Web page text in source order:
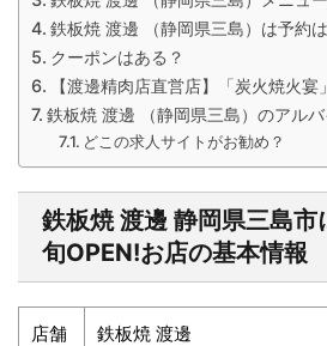
鉄板焼 渡邊 （静岡県三島）は予約
クーポンはある？
【渡邊精肉店直営店】「炭火焼火
鉄板焼 渡邊 （静岡県三島）のアル
どこの求人サイトがお勧め？
鉄板焼 渡邊 静岡県三島市
旬OPEN!お店の基本情報
店舗
鉄板焼 渡邊